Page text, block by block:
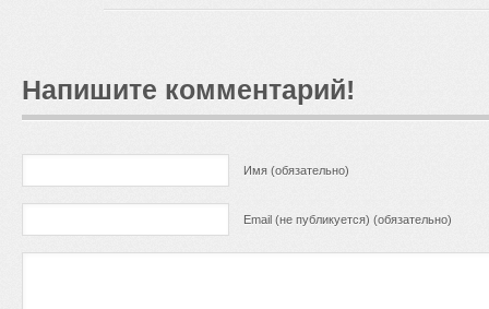
Напишите комментарий!
Имя (обязательно)
Email (не публикуется) (обязательно)